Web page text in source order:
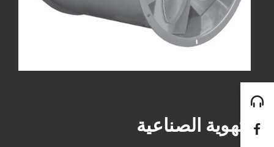
التهوية الصناعية